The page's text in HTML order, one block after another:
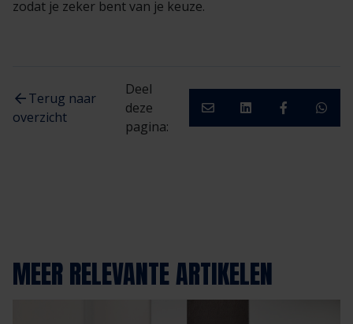
zodat je zeker bent van je keuze.
Terug naar
overzicht
Deel
deze
pagina:
MEER RELEVANTE ARTIKELEN